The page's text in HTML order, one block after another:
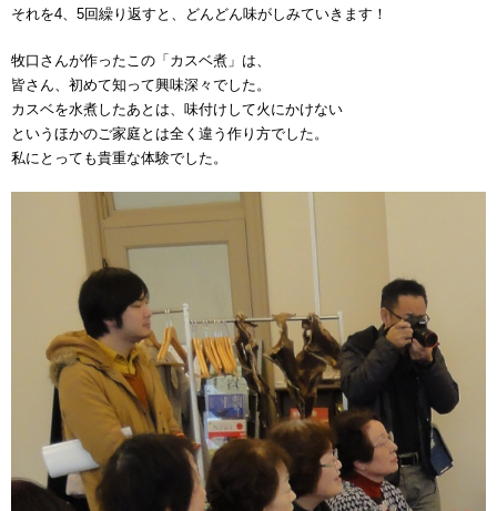
それを4、5回繰り返すと、どんどん味がしみていきます！
牧口さんが作ったこの「カスベ煮」は、
皆さん、初めて知って興味深々でした。
カスベを水煮したあとは、味付けして火にかけない
というほかのご家庭とは全く違う作り方でした。
私にとっても貴重な体験でした。